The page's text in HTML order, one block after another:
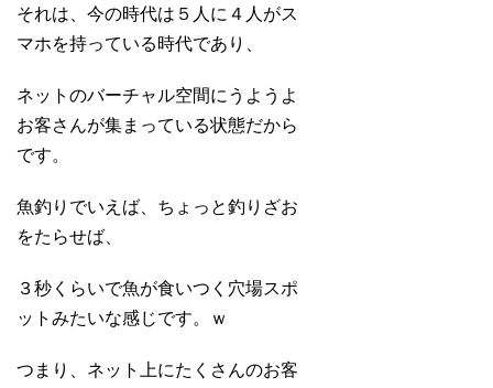
それは、今の時代は５人に４人がス
マホを持っている時代であり、
ネットのバーチャル空間にうようよ
お客さんが集まっている状態だから
です。
魚釣りでいえば、ちょっと釣りざお
をたらせば、
３秒くらいで魚が食いつく穴場スポ
ットみたいな感じです。ｗ
つまり、ネット上にたくさんのお客